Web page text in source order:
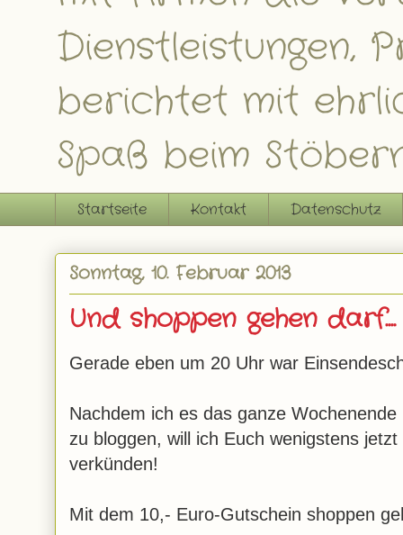
Dienstleistungen,
berichtet mit
Spaß beim
Startseite Kontakt Datenschutz
Sonntag, 10. Februar 2013
Und shoppen gehen darf....
Gerade eben um 20 Uhr war
Nachdem ich es das ganze
zu bloggen, will ich Euch wenigstens
verkünden!
Mit dem 10,- Euro-Gutschein shoppen